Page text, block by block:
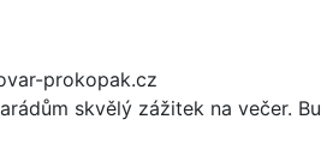
prokopak.cz
skvělý zážitek na večer.